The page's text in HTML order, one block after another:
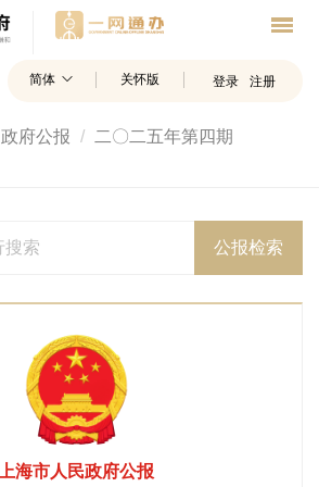
简体 关怀版 登录 注册
政府公报
二〇二五年第四期
公报检索
上海市人民政府公报